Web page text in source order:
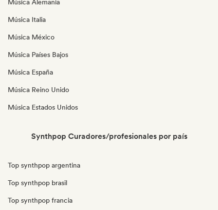
Música Alemania
Música Italia
Música México
Música Países Bajos
Música España
Música Reino Unido
Música Estados Unidos
Synthpop Curadores/profesionales por país
Top synthpop argentina
Top synthpop brasil
Top synthpop francia